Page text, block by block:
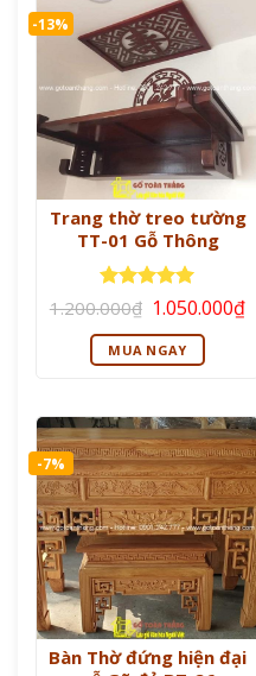
-13%
Trang thờ treo tường
TT-01 Gỗ Thông
Được xếp
hạng
sao
1.200.000₫ Giá
gốc
là:
1.200.000₫.
1.050.000₫
MUA NGAY
-7%
Bàn Thờ đứng hiện đại